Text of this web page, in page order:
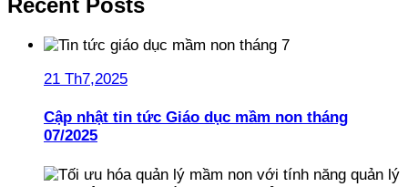
Recent Posts
21 Th7,2025
Cập nhật tin tức Giáo dục mầm non tháng
07/2025